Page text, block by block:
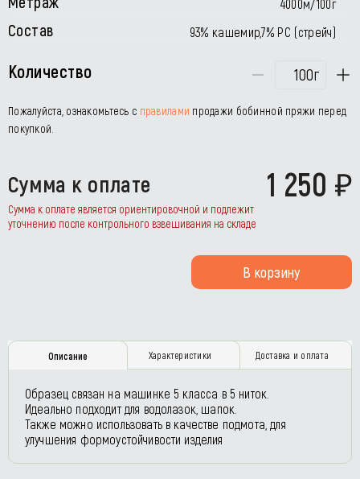
4000м/100г
Состав 93% кашемир,7% PC (стрейч)
Количество г
Пожалуйста, ознакомьтесь с правилами продажи бобинной пряжи перед
покупкой.
Сумма к оплате 1 250
Сумма к оплате является ориентировочной и подлежит
уточнению после контрольного взвешивания на складе
В корзину
Описание Характеристики Доставка и оплата
Образец связан на машинке 5 класса в 5 ниток.
Идеально подходит для водолазок, шапок.
Также можно использовать в качестве подмота, для
улучшения формоустойчивости изделия